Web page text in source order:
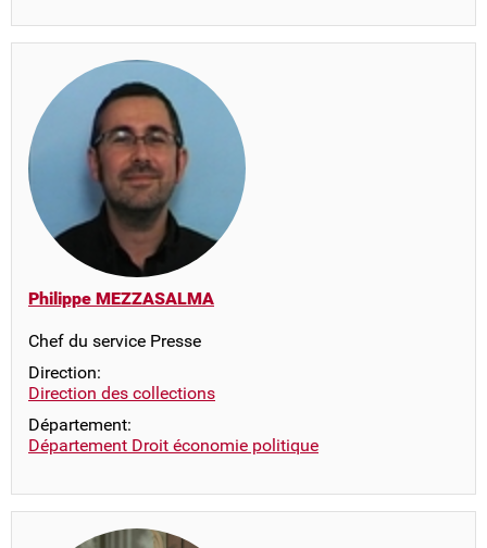
Philippe MEZZASALMA
Chef du service Presse
Direction:
Direction des collections
Département:
Département Droit économie politique